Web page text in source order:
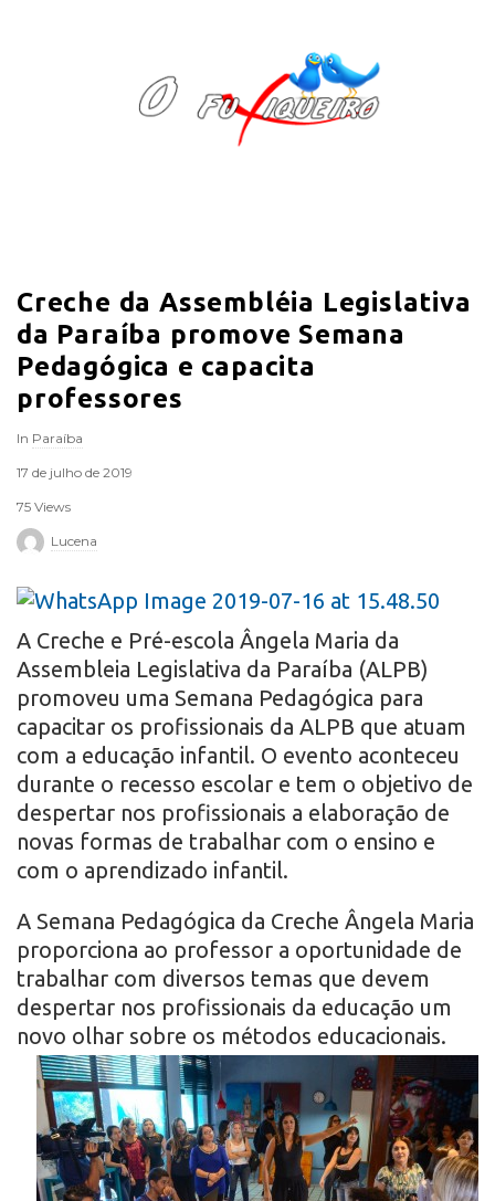
F
q
u
e
o
Creche da Assembléia Legislativa
da Paraíba promove Semana
Pedagógica e capacita
professores
In Paraíba
17 de julho de 2019
75 Views
Lucena
A Creche e Pré-escola Ângela Maria da
Assembleia Legislativa da Paraíba (ALPB)
promoveu uma Semana Pedagógica para
capacitar os profissionais da ALPB que atuam
com a educação infantil. O evento aconteceu
durante o recesso escolar e tem o objetivo de
despertar nos profissionais a elaboração de
novas formas de trabalhar com o ensino e
com o aprendizado infantil.
A Semana Pedagógica da Creche Ângela Maria
proporciona ao professor a oportunidade de
trabalhar com diversos temas que devem
despertar nos profissionais da educação um
novo olhar sobre os métodos educacionais.